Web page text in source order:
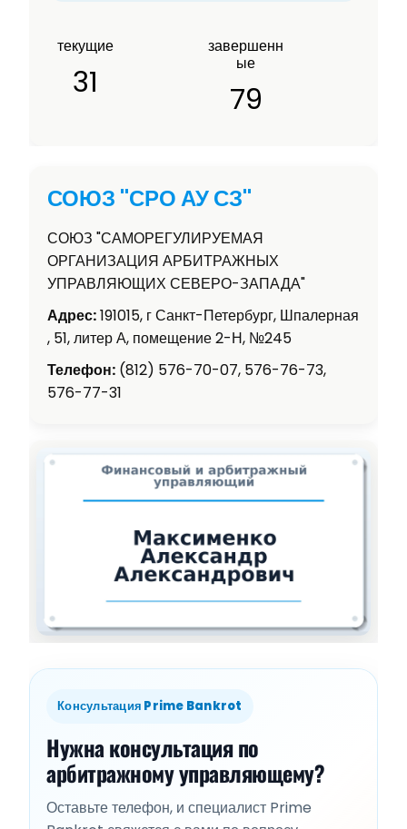
текущие
31
завершенн
ые
79
СОЮЗ "СРО АУ СЗ"
СОЮЗ "САМОРЕГУЛИРУЕМАЯ
ОРГАНИЗАЦИЯ АРБИТРАЖНЫХ
УПРАВЛЯЮЩИХ СЕВЕРО-ЗАПАДА"
Адрес:191015, г Санкт-Петербург, Шпалерная
, 51, литер А, помещение 2-Н, №245
Телефон: (812) 576-70-07, 576-76-73,
576-77-31
Консультация Prime Bankrot
Нужна консультация по
арбитражному управляющему?
Оставьте телефон, и специалист Prime